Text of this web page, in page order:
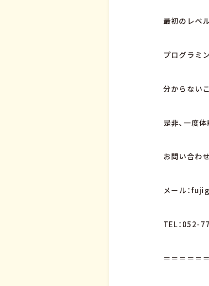
最初のレベ
プログラミ
分からない
是非、一度
お問い合わ
メール：
TEL：052-
＝＝＝＝＝